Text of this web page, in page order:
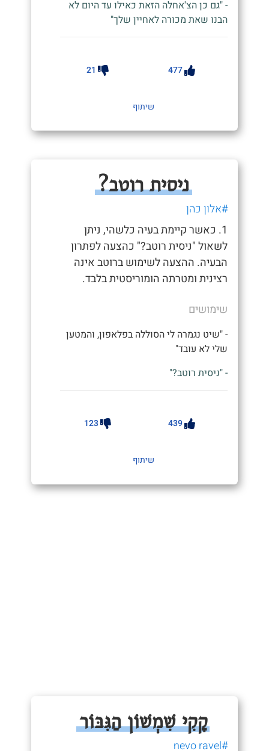
- "גם כן הצ'אחלה הזאת כאילו עד היום לא
הבנו שאת מכורה לאחיין שלך"
477
21
שיתוף
ניסית רוטב?
#אלון כהן
1. כאשר קיימת בעיה כלשהי, ניתן
לשאול "ניסית רוטב?" כהצעה לפתרון
הבעיה. ההצעה לשימוש ברוטב אינה
רצינית ומטרתה הומוריסטית בלבד.
שימושים
- "שיט נגמרה לי הסוללה בפלאפון, והמטען
שלי לא עובד"
- "ניסית רוטב?"
439
123
שיתוף
קָקִי שִׁמְשׁוֹן הַגִּבּוֹר
#nevo ravel